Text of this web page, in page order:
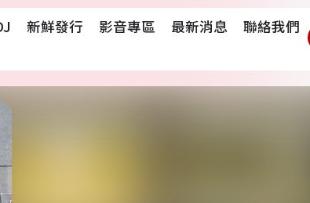
新鮮發行 影音專區 最新消息 聯絡我們